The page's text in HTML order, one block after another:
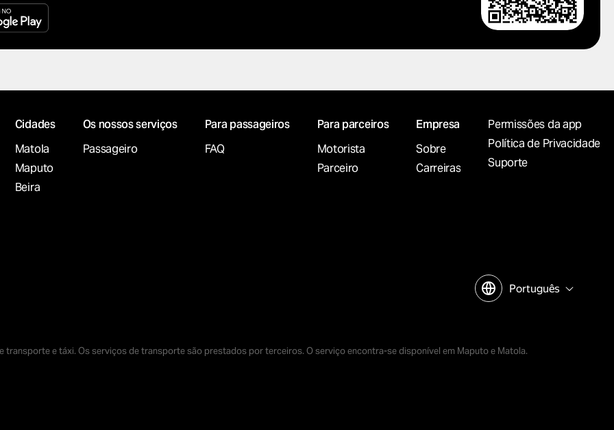
Сidades
Matola
Maputo
Beira
Os nossos serviços
Passageiro
Para passageiros
FAQ
Para parceiros
Motorista
Parceiro
Empresa
Sobre
Carreiras
Permissões da app
Política de Privacidade
Suporte
Português
transporte e táxi. Os serviços de transporte são prestados por terceiros. O serviço encontra-se disponível em Maputo e Matola.